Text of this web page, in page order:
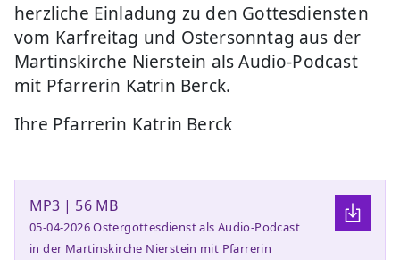
herzliche Einladung zu den Gottesdiensten
vom Karfreitag und Ostersonntag aus der
Martinskirche Nierstein als Audio-Podcast
mit Pfarrerin Katrin Berck.
Ihre Pfarrerin Katrin Berck
MP3 | 56 MB
05-04-2026 Ostergottesdienst als Audio-Podcast
in der Martinskirche Nierstein mit Pfarrerin